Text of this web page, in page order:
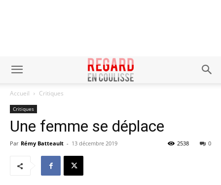
Accueil Critiques
Critiques
Une femme se déplace
Par Rémy Batteault - 13 décembre 2019 0
2538